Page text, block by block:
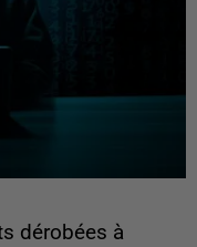
dérobées à